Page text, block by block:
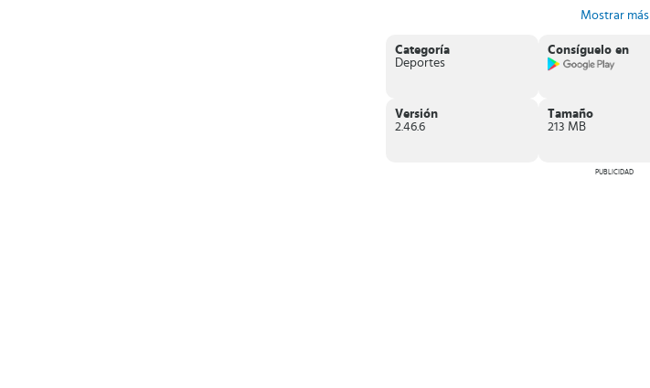
Mostrar más
Categoría
Deportes
Consíguelo en
Versión
2.46.6
Tamaño
213 MB
PUBLICIDAD